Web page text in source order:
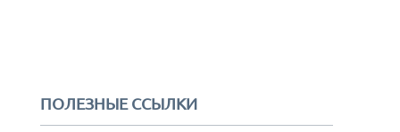
ПОЛЕЗНЫЕ ССЫЛКИ